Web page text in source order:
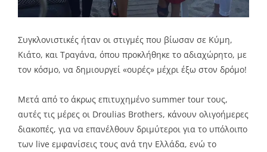
Συγκλονιστικές ήταν οι στιγμές που βίωσαν σε Κύμη,
Κιάτο, και Τραγάνα, όπου προκλήθηκε το αδιαχώρητο, με
τον κόσμο, να δημιουργεί «ουρές» μέχρι έξω στον δρόμο!
Μετά από το άκρως επιτυχημένο summer tour τους,
αυτές τις μέρες οι Droulias Brothers, κάνουν ολιγοήμερες
διακοπές, για να επανέλθουν δριμύτεροι για το υπόλοιπο
των live εμφανίσεις τους ανά την Ελλάδα, ενώ το